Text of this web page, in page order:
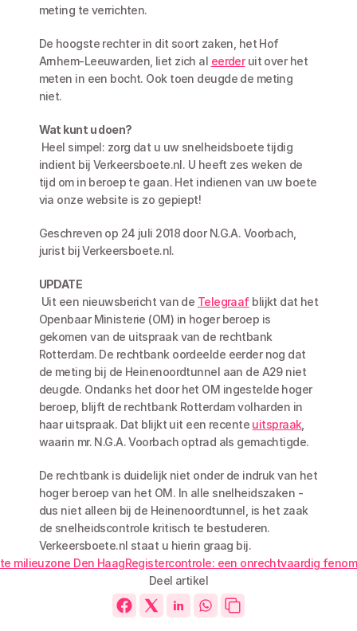
meting te verrichten.
De hoogste rechter in dit soort zaken, het Hof
Arnhem-Leeuwarden, liet zich al eerder uit over het
meten in een bocht. Ook toen deugde de meting
niet.
Wat kunt u doen?
indient bij Verkeersboete.nl. U heeft zes weken de
tijd om in beroep te gaan. Het indienen van uw boete
via onze website is zo gepiept!
Geschreven op 24 juli 2018 door N.G.A. Voorbach,
jurist bij Verkeersboete.nl.
UPDATE
Uit een nieuwsbericht van de Telegraaf blijkt dat het
Openbaar Ministerie (OM) in hoger beroep is
gekomen van de uitspraak van de rechtbank
Rotterdam. De rechtbank oordeelde eerder nog dat
de meting bij de Heinenoordtunnel aan de A29 niet
deugde. Ondanks het door het OM ingestelde hoger
beroep, blijft de rechtbank Rotterdam volharden in
haar uitspraak. Dat blijkt uit een recente uitspraak,
waarin mr. N.G.A. Voorbach optrad als gemachtigde.
De rechtbank is duidelijk niet onder de indruk van het
hoger beroep van het OM. In alle snelheidszaken -
dus niet alleen bij de Heinenoordtunnel, is het zaak
de snelheidscontrole kritisch te bestuderen.
Verkeersboete.nl staat u hierin graag bij.
milieuzone Den HaagRegistercontrole: een onrechtvaardig
Deel artikel